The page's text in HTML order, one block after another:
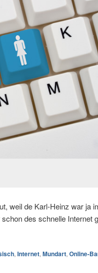
weil de Karl-Heinz war ja
des schnelle Internet
, Internet, Mundart, Online-